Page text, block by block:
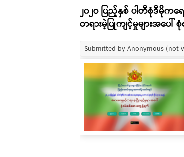
၂၀၂၀ ပြည့်နှစ် ပါတီစုံဒီမို
တရားမဲ့ပြုကျင့်မှုများအပေါ်
Submitted byAnonymous (not